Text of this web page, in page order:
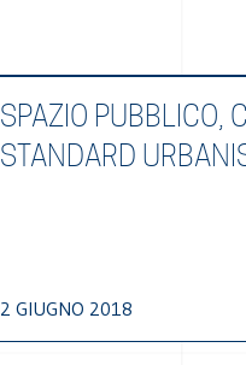
SPAZIO PUBBLICO,
STANDARD
2 GIUGNO 2018